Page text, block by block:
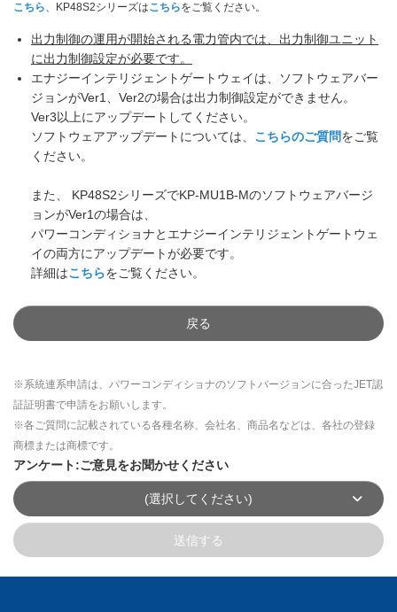
こちら、KP48S2シリーズはこちらをご覧ください。
出力制御の運用が開始される電力管内では、出力制御ユニット
に出力制御設定が必要です。
エナジーインテリジェントゲートウェイは、ソフトウェアバー
ジョンがVer1、Ver2の場合は出力制御設定ができません。
Ver3以上にアップデートしてください。
ソフトウェアアップデートについては、 こちらのご質問をご覧
ください。
また、 KP48S2シリーズでKP-MU1B-Mのソフトウェアバージ
ョンがVer1の場合は、
パワーコンディショナとエナジーインテリジェントゲートウェ
イの両方にアップデートが必要です。
詳細はこちらをご覧ください。
戻る
※系統連系申請は、パワーコンディショナのソフトバージョンに合ったJET認
証証明書で申請をお願いします。
※各ご質問に記載されている各種名称、会社名、商品名などは、各社の登録
商標または商標です。
アンケート:ご意見をお聞かせください
(選択してください)
送信する